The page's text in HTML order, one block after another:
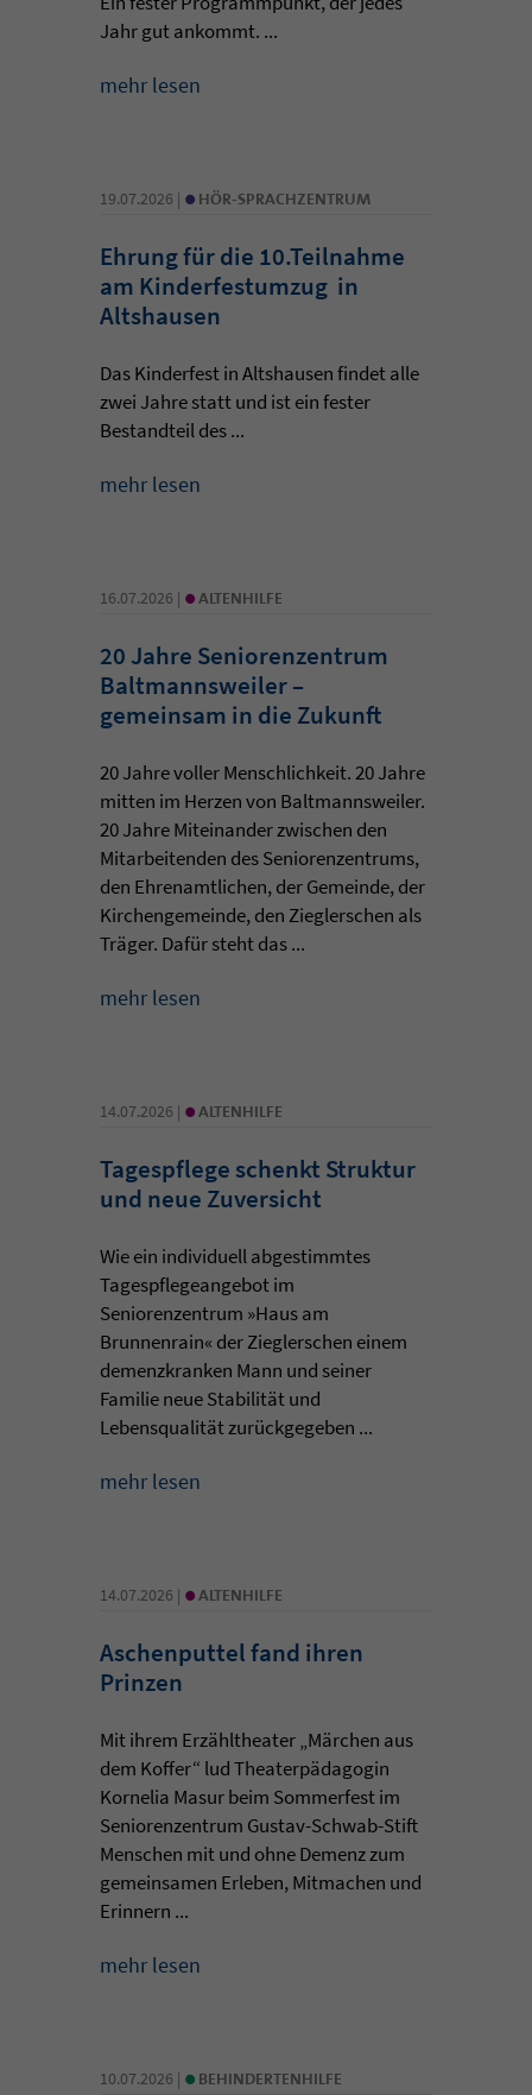
Jahr gut ankommt. ...
mehr lesen
19.07.2026 | • HÖR-SPRACHZENTRUM
Ehrung für die 10.Teilnahme
am Kinderfestumzug in
Altshausen
Das Kinderfest in Altshausen findet alle
zwei Jahre statt und ist ein fester
Bestandteil des ...
mehr lesen
16.07.2026 | • ALTENHILFE
20 Jahre Seniorenzentrum
Baltmannsweiler –
gemeinsam in die Zukunft
20 Jahre voller Menschlichkeit. 20 Jahre
mitten im Herzen von Baltmannsweiler.
20 Jahre Miteinander zwischen den
Mitarbeitenden des Seniorenzentrums,
den Ehrenamtlichen, der Gemeinde, der
Kirchengemeinde, den Zieglerschen als
Träger. Dafür steht das ...
mehr lesen
14.07.2026 | • ALTENHILFE
Tagespflege schenkt Struktur
und neue Zuversicht
Wie ein individuell abgestimmtes
Tagespflegeangebot im
Seniorenzentrum »Haus am
Brunnenrain« der Zieglerschen einem
demenzkranken Mann und seiner
Familie neue Stabilität und
Lebensqualität zurückgegeben ...
mehr lesen
14.07.2026 | • ALTENHILFE
Aschenputtel fand ihren
Prinzen
Mit ihrem Erzähltheater „Märchen aus
dem Koffer“ lud Theaterpädagogin
Kornelia Masur beim Sommerfest im
Seniorenzentrum Gustav-Schwab-Stift
Menschen mit und ohne Demenz zum
gemeinsamen Erleben, Mitmachen und
Erinnern ...
mehr lesen
10.07.2026 | • BEHINDERTENHILFE